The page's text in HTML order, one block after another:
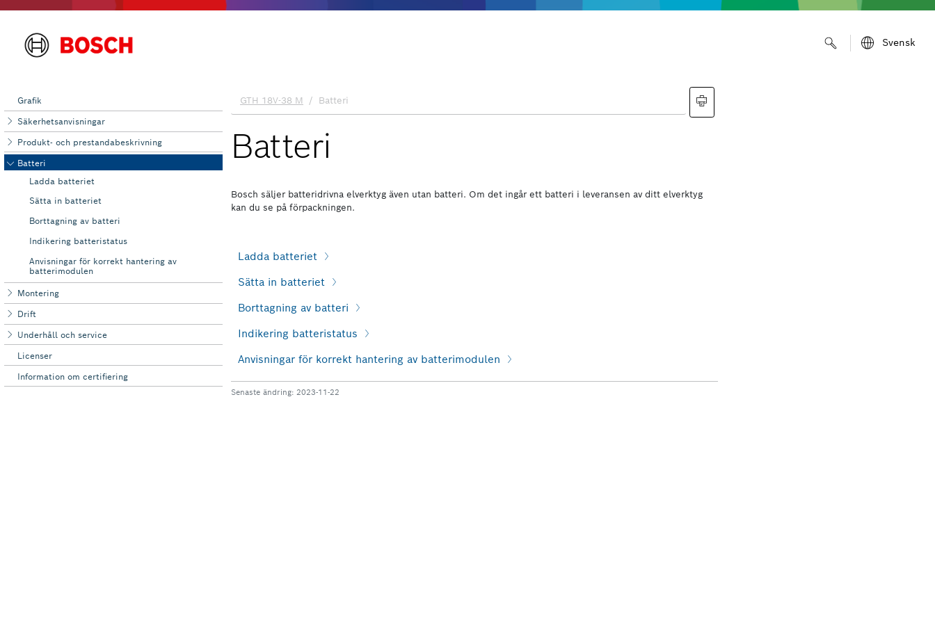
Svensk
Grafik
Säkerhetsanvisningar
Produkt- och prestandabeskrivning
Batteri
Ladda batteriet
Sätta in batteriet
Borttagning av batteri
Indikering batteristatus
Anvisningar för korrekt hantering av
batterimodulen
Montering
Drift
Underhåll och ‌service
Licenser
Information om certifiering